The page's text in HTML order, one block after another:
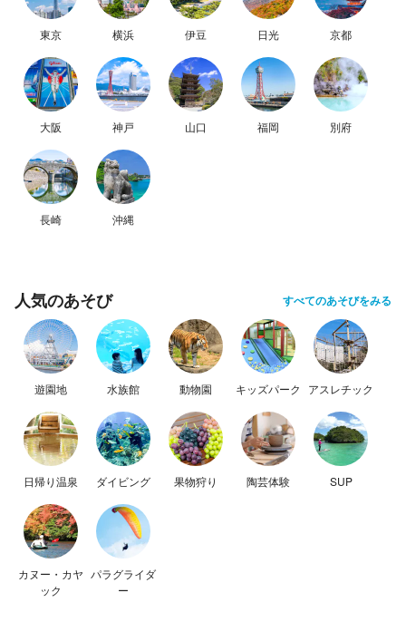
東京 横浜 伊豆 日光 京都
大阪 神戸 山口 福岡 別府
長崎 沖縄
人気のあそび すべてのあそびをみる
遊園地 水族館 動物園 キッズパーク アスレチック
日帰り温泉 ダイビング 果物狩り 陶芸体験 SUP
カヌー・カヤ
ック
パラグライダ
ー